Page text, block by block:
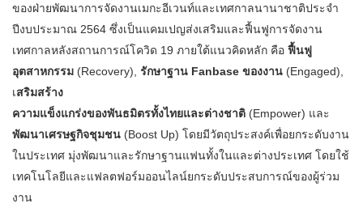
ของฝ่ายพัฒนาการจัดงานเมกะอีเวนท์และเทศกาลนานาชาติประจำ
ปีงบประมาณ 2564 ซึ่งเป็นแคมเปญส่งเสริมและฟื้นฟูการจัดงาน
เทศกาลหลังสถานการณ์โควิด 19 ภายใต้แนวคิดหลัก คือ ฟื้นฟู
อุตสาหกรรม (Recovery), รักษาฐาน Fanbase ของงาน (Engaged),
เสริมสร้าง
ความแข็งแกร่งของพันธมิตรทั้งไทยและต่างชาติ (Empower) และ
พัฒนาเศรษฐกิจชุมชน (Boost Up) โดยมีวัตถุประสงค์เพื่อยกระดับงาน
ในประเทศ มุ่งพัฒนาและรักษาฐานแฟนทั้งในและต่างประเทศ โดยใช้
เทคโนโลยีและแฟลตฟอร์มออนไลน์ยกระดับประสบการณ์ของผู้ร่วม
งาน